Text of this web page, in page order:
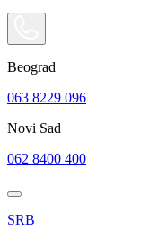
Beograd
063 8229 096
Novi Sad
062 8400 400
SRB